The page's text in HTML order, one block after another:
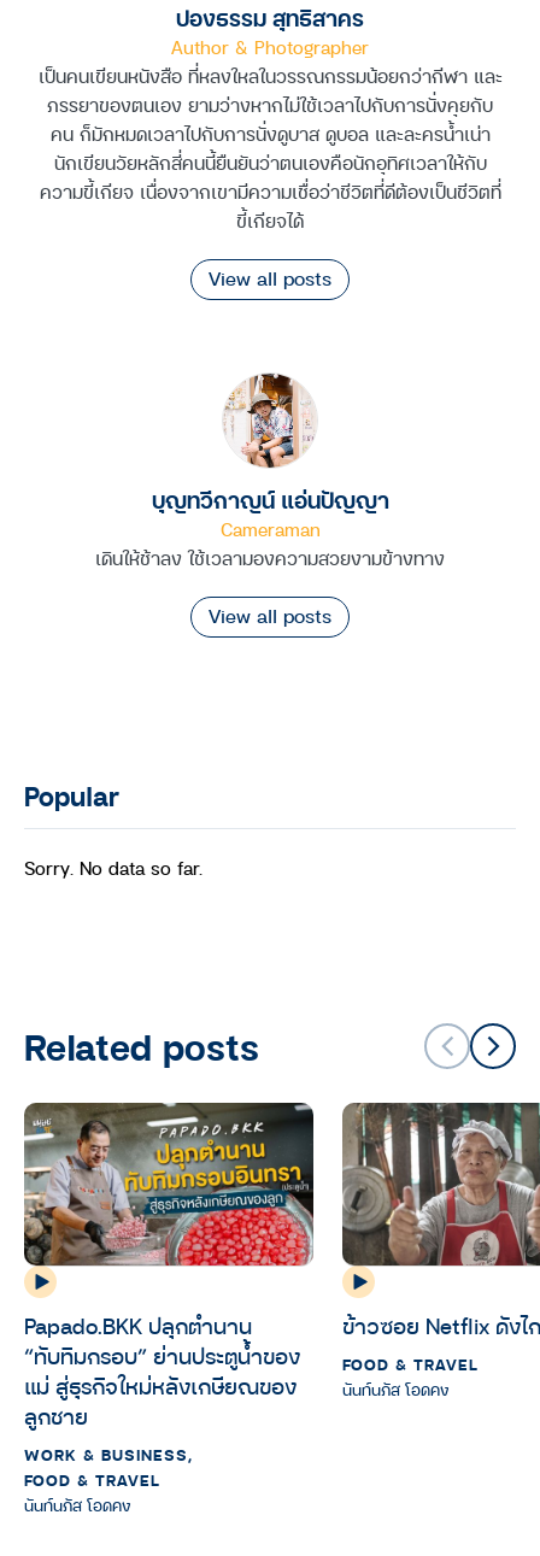
ปองธรรม สุทธิสาคร
Author & Photographer
เป็นคนเขียนหนังสือ ที่หลงใหลในวรรณกรรมน้อยกว่ากีฬา และ
ภรรยาของตนเอง ยามว่างหากไม่ใช้เวลาไปกับการนั่งคุยกับ
คน ก็มักหมดเวลาไปกับการนั่งดูบาส ดูบอล และละครน้ำเน่า
นักเขียนวัยหลักสี่คนนี้ยืนยันว่าตนเองคือนักอุทิศเวลาให้กับ
ความขี้เกียจ เนื่องจากเขามีความเชื่อว่าชีวิตที่ดีต้องเป็นชีวิตที่
ขี้เกียจได้
View all posts
บุญทวีกาญน์ แอ่นปัญญา
Cameraman
เดินให้ช้าลง ใช้เวลามองความสวยงามข้างทาง
View all posts
Popular
Sorry. No data so far.
Related posts
Papado.BKK ปลุกตำนาน
“ทับทิมกรอบ” ย่านประตูน้ำของ
แม่ สู่ธุรกิจใหม่หลังเกษียณของ
ลูกชาย
WORK & BUSINESS,
FOOD & TRAVEL
นันท์นภัส โอดคง
ข้าวซอย Netflix ดังไ
FOOD & TRAVEL
นันท์นภัส โอดคง